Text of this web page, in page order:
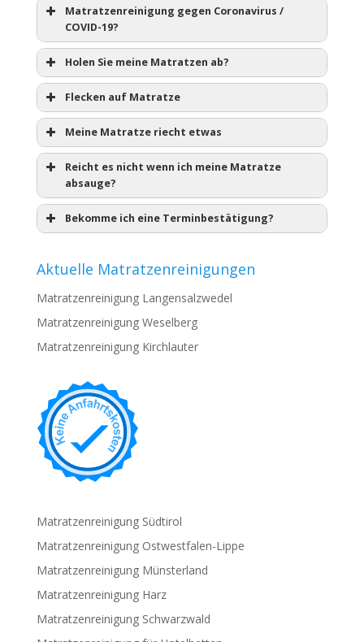
Matratzenreinigung gegen Coronavirus /
COVID-19?
Holen Sie meine Matratzen ab?
Flecken auf Matratze
Meine Matratze riecht etwas
Reicht es nicht wenn ich meine Matratze
absauge?
Bekomme ich eine Terminbestätigung?
Aktuelle Matratzenreinigungen
Matratzenreinigung Langensalzwedel
Matratzenreinigung Weselberg
Matratzenreinigung Kirchlauter
Matratzenreinigung Südtirol
Matratzenreinigung Ostwestfalen-Lippe
Matratzenreinigung Münsterland
Matratzenreinigung Harz
Matratzenreinigung Schwarzwald